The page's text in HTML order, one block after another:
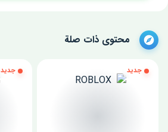
محتوى ذات صلة
جديد جديد